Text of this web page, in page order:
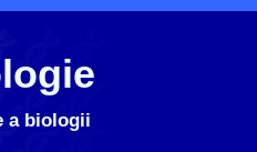
a biologii